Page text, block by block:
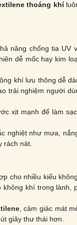
thoáng khí
năng chống tia UV
dễ mốc hay kim
khí lưu thông dễ
trải nghiệm người
xịt mạnh để làm
nghiệt như mưa,
rách nát.
cho nhiều kiểu
khí trong lành,
, cảm giác mát
giây thư thái hơn.